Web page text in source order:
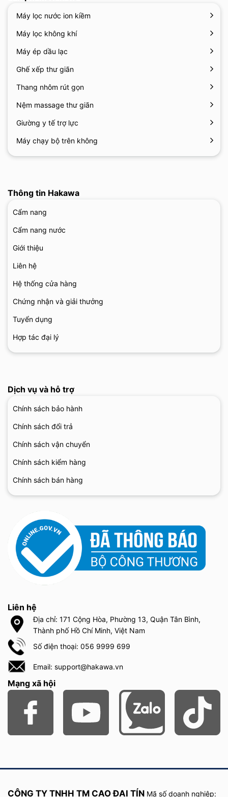
Máy lọc nước ion kiềm
Máy lọc không khí
Máy ép dầu lạc
Ghế xếp thư giãn
Thang nhôm rút gọn
Nệm massage thư giãn
Giường y tế trợ lực
Máy chạy bộ trên không
Thông tin Hakawa
Cẩm nang
Cẩm nang nước
Giới thiệu
Liên hệ
Hệ thống cửa hàng
Chứng nhận và giải thưởng
Tuyển dụng
Hợp tác đại lý
Dịch vụ và hỗ trợ
Chính sách bảo hành
Chính sách đổi trả
Chính sách vận chuyển
Chính sách kiểm hàng
Chính sách bán hàng
Liên hệ
Địa chỉ: 171 Cộng Hòa, Phường 13, Quận Tân Bình,
Thành phố Hồ Chí Minh, Việt Nam
Số điện thoại: 056 9999 699
Email: support@hakawa.vn
Mạng xã hội
CÔNG TY TNHH TM CAO ĐẠI TÍN Mã số doanh nghiệp: